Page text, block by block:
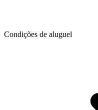
Condições de aluguel